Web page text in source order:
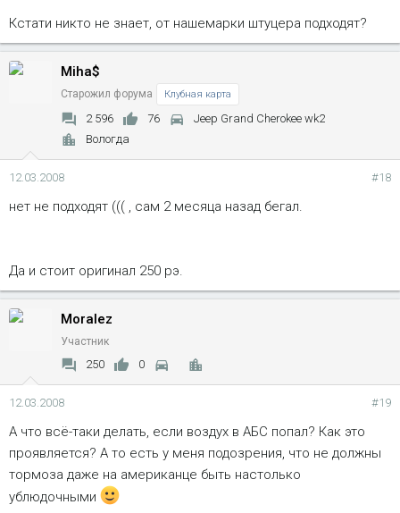
Кстати никто не знает, от нашемарки штуцера подходят?
Miha$
Старожил форума Клубная карта
2 596 76
Jeep Grand Cherokee wk2
Вологда
12.03.2008 #18
нет не подходят ((( , сам 2 месяца назад бегал.
Да и стоит оригинал 250 рэ.
Moralez
Участник
250 0
12.03.2008 #19
А что всё-таки делать, если воздух в АБС попал? Как это
проявляется? А то есть у меня подозрения, что не должны
тормоза даже на американце быть настолько
ублюдочными